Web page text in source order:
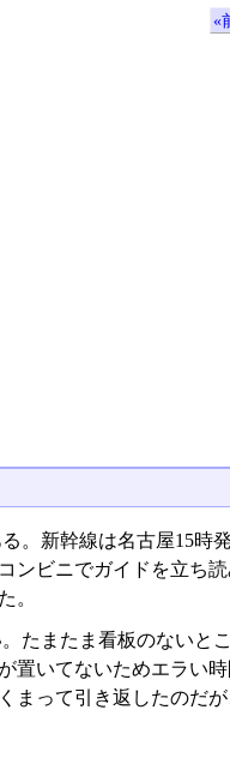
«
。新幹線は名古屋15時
ンビニでガイドを立ち
。
たまたま看板のないと
置いてないためエラい
って引き返したのだ